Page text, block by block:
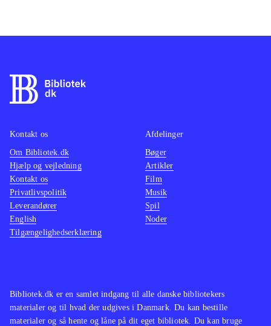
kende og forstår opgaven der skal
våben er magiske sange, der øger
chancen for at klare modstanderne
byder på et gennemført mytologisk
mangaunivers. Historien er dog
forholdsvis kompleks, så man skal
bruge tid på at forstå den for at få det
fulde udbytte og affinde sig med
mange lange dialoger. Pegi er 16 og
der er ikon for sex, hvilket dog er ret
serierne Final fantasy og Dragon
quest. Ni no Kuni er et eksempel på
Bibliotek.dk er en samlet indgang til alle danske bibliotekers
materialer og til hvad der udgives i Danmark. Du kan bestille
materialer og så hente og låne på dit eget bibliotek. Du kan bruge
Kontakt os
Om Bibliotek.dk
Hjælp og vejledning
Kontakt os
Privatlivspolitik
Leverandører
English
Tilgængelighedserklæring
Afdelinger
Bøger
Artikler
Film
Musik
Spil
Noder